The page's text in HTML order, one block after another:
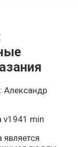
Александр